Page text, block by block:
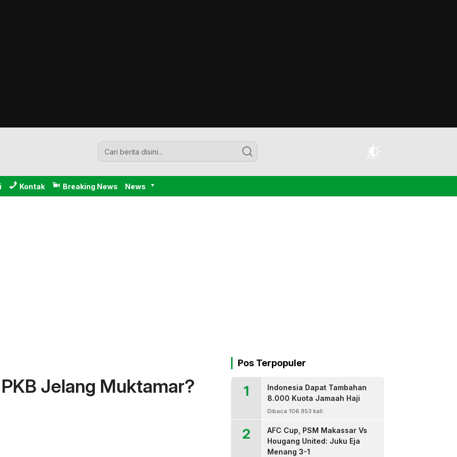
Kontak Breaking News News
Jelang Muktamar?
Pos Terpopuler
1
Indonesia Dapat Tambahan
8.000 Kuota Jamaah Haji
Dibaca 106.853 kali
2
AFC Cup, PSM Makassar Vs
Hougang United: Juku Eja
Menang 3-1